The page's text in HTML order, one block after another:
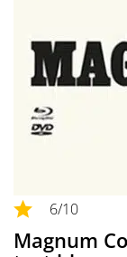
6/10
Magnum